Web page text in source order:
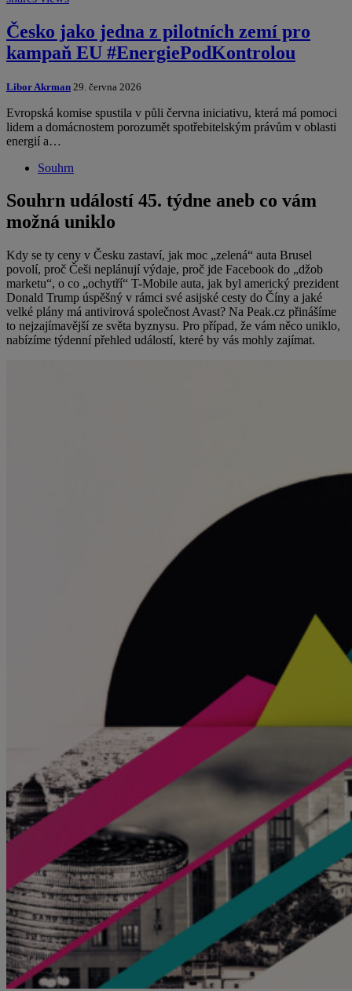
Česko jako jedna z pilotních zemí pro
kampaň EU #EnergiePodKontrolou
Libor Akrman 29. června 2026
Evropská komise spustila v půli června iniciativu, která má pomoci
lidem a domácnostem porozumět spotřebitelským právům v oblasti
energií a…
Souhrn
Souhrn událostí 45. týdne aneb co vám
možná uniklo
Kdy se ty ceny v Česku zastaví, jak moc „zelená“ auta Brusel
povolí, proč Češi neplánují výdaje, proč jde Facebook do „džob
marketu“, o co „ochytří“ T-Mobile auta, jak byl americký prezident
Donald Trump úspěšný v rámci své asijské cesty do Číny a jaké
velké plány má antivirová společnost Avast? Na Peak.cz přinášíme
to nejzajímavější ze světa byznysu. Pro případ, že vám něco uniklo,
nabízíme týdenní přehled událostí, které by vás mohly zajímat.